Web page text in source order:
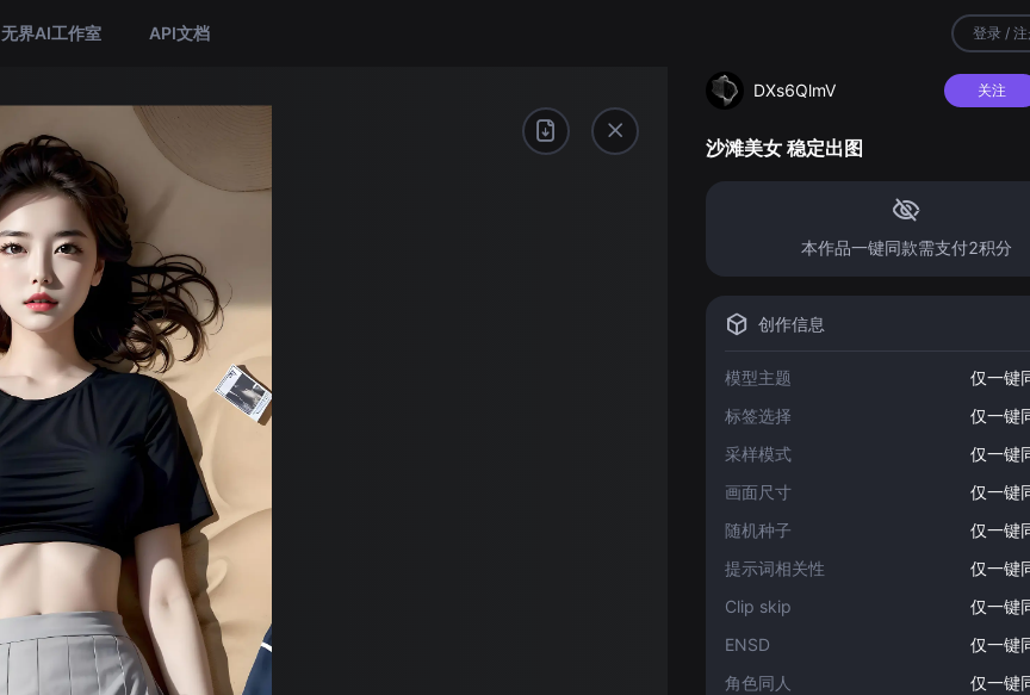
无界AI工作室 API文档 登录 /
DXs6QlmV 关注
沙滩美女 稳定出图
本作品一键同款需支付2积分
创作信息
模型主题
仅一键
标签选择
仅一键
采样模式
仅一键
画面尺寸
仅一键
随机种子
仅一键
提示词相关性
仅一键
Clip skip
仅一键
ENSD
仅一键
角色同人
仅一键